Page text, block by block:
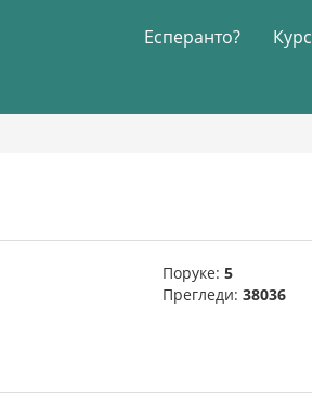
Есперанто? Курс
Поруке: 5
Прегледи: 38036